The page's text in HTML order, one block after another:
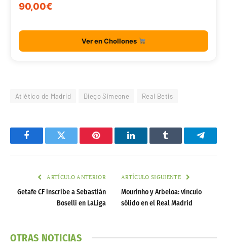
90,00€
Ver en Chollones
Atlético de Madrid Diego Simeone Real Betis
FacebookTwitter Pinterest LinkedInTumblr
ARTÍCULO ANTERIOR
Getafe CF inscribe a Sebastián
Boselli en LaLiga
ARTÍCULO SIGUIENTE
Mourinho y Arbeloa: vínculo
sólido en el Real Madrid
OTRAS NOTICIAS